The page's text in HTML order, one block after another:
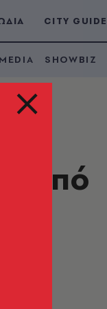
CITY GUIDE
SHOWBIZ
από